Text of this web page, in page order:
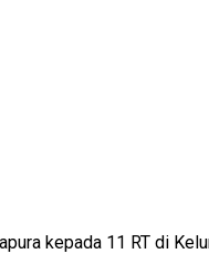
kepada 11 RT di